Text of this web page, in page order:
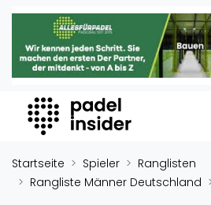
Padel Insider
Home
Organisationen
Buchungssysteme
Padel-Shops
Padel-Marken
Startseite Spieler
Ranglisten
Rangliste Männer Deutschland